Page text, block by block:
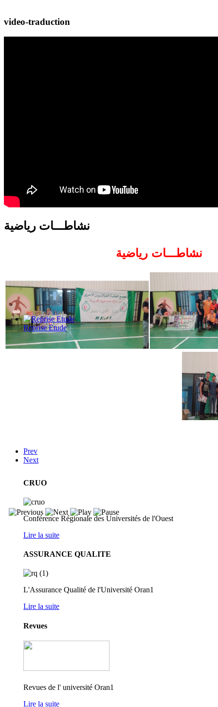
Reprise Etude
video-traduction
نشاطـــات رياضية
نشاطـــات رياضية
Prev
Next
CRUO
Conférence Régionale des Universités de l'Ouest
Lire la suite
ASSURANCE QUALITE
L'Assurance Qualité de l'Université Oran1
Lire la suite
Revues
Revues de l' université Oran1
Lire la suite